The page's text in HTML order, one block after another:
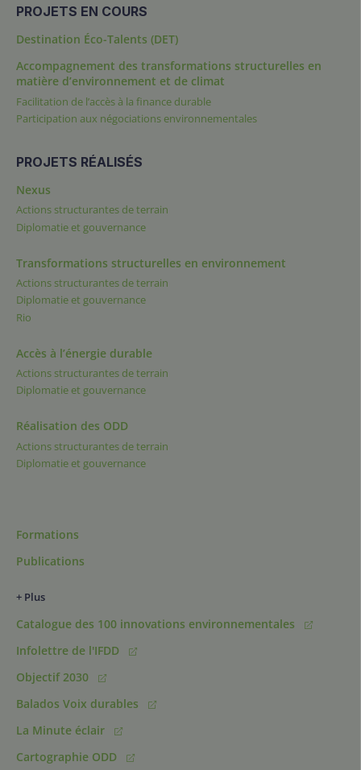
PROJETS EN COURS
Destination Éco-Talents (DET)
Accompagnement des transformations structurelles en
matière d’environnement et de climat
Facilitation de l’accès à la finance durable
Participation aux négociations environnementales
PROJETS RÉALISÉS
Nexus
Actions structurantes de terrain
Diplomatie et gouvernance
Transformations structurelles en environnement
Actions structurantes de terrain
Diplomatie et gouvernance
Rio
Accès à l’énergie durable
Actions structurantes de terrain
Diplomatie et gouvernance
Réalisation des ODD
Actions structurantes de terrain
Diplomatie et gouvernance
Formations
Publications
+ Plus
Catalogue des 100 innovations environnementales
Infolettre de l'IFDD
Objectif 2030
Balados Voix durables
La Minute éclair
Cartographie ODD